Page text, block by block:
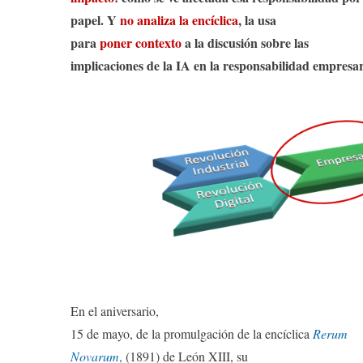
papel. Y no analiza la encíclica, la usa
paraponer contextoa la discusión sobre las
implicaciones de la IA en la responsabilidad
En el aniversario,
15 de mayo, de la promulgación de la encíclica Rerum
Novarum, (1891) de León XIII, su